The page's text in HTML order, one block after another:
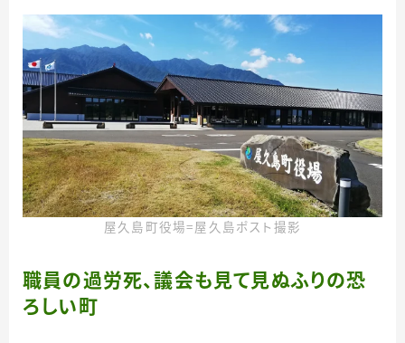
屋久島町役場＝屋久島ポスト撮影
職員の過労死、議会も見て見ぬふりの恐
ろしい町